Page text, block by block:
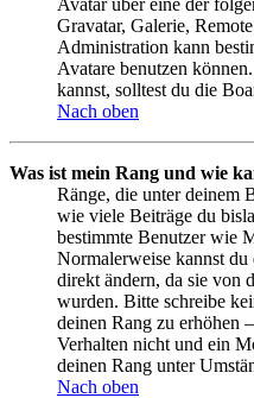
Avatar über eine der
Gravatar, Galerie,
Administration kann
Avatare benutzen
kannst, solltest du die
Nach oben
Was ist mein Rang und wie
Ränge, die unter deinem
wie viele Beiträge du
bestimmte Benutzer wie
Normalerweise kannst du
direkt ändern, da sie von
wurden. Bitte schreibe
deinen Rang zu erhöhen
Verhalten nicht und ein
deinen Rang unter
Nach oben